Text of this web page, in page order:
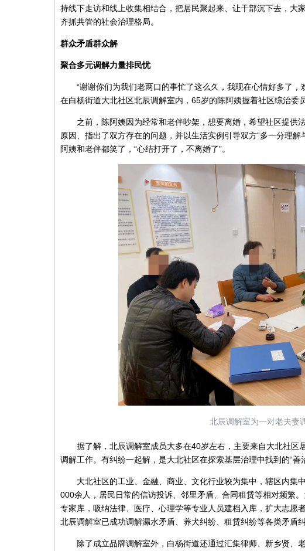
持线下走访和线上收集相结合，把居民聚起来、让干部沉下去，大
齐抓共管的社会治理格局。
群众矛盾群众解
聚合多元调解力量排民忧
“谢谢你们为我们老两口的事忙了这么久，我现在心情好多了，
在白杨街道大北社区北辰调解室内，65岁的陈阿姨握着社区综治委
之前，陈阿姨因为经常和老伴吵架，想要离婚，希望社区提供
原因、指出了双方存在的问题，并以生活实例引导双方“多一分理
阿姨和老伴都笑了，“心结打开了，不离婚了”。
北辰调解室为一对老夫妻
据了解，北辰调解室成员大多在40岁左右，主要来自大北社区
调解工作。有纠纷一起解，是大北社区在探索基层治理中找到的“善
大北社区的工业、金融、商业、文化行业较为集中，辖区内集
000余人，居民日常的信访投诉、邻里矛盾、合同租赁等相对频繁
专家库，吸纳法律、医疗、心理学等专业人员建档入库，扩大志愿
北辰调解室已成功调解漏水矛盾、养犬纠纷、租赁纠纷等各类矛盾
除了成立品牌调解室外，白杨街道还通过汇集律师、新乡贤、